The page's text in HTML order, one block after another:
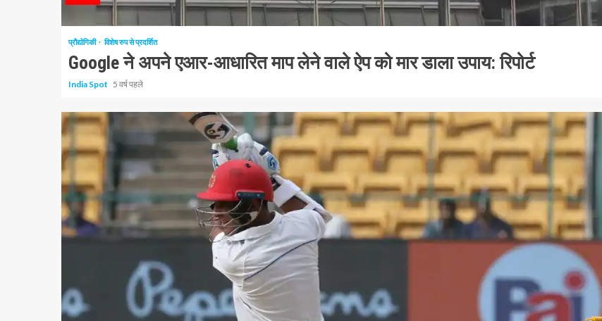
1 न्यूनतम पढ़ा
प्रौद्योगिकी विशेष रुप से प्रदर्शित
Google ने अपने एआर-आधारित माप लेने वाले ऐप को मार डाला उपाय: रिपोर्ट
India Spot 5 वर्ष पहले